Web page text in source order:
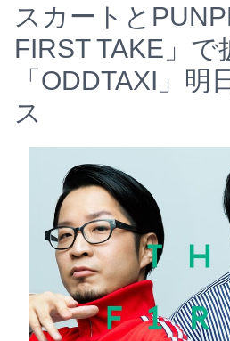
スカートと
FIRST TAKE」で
「ODDTAXI」明
ス